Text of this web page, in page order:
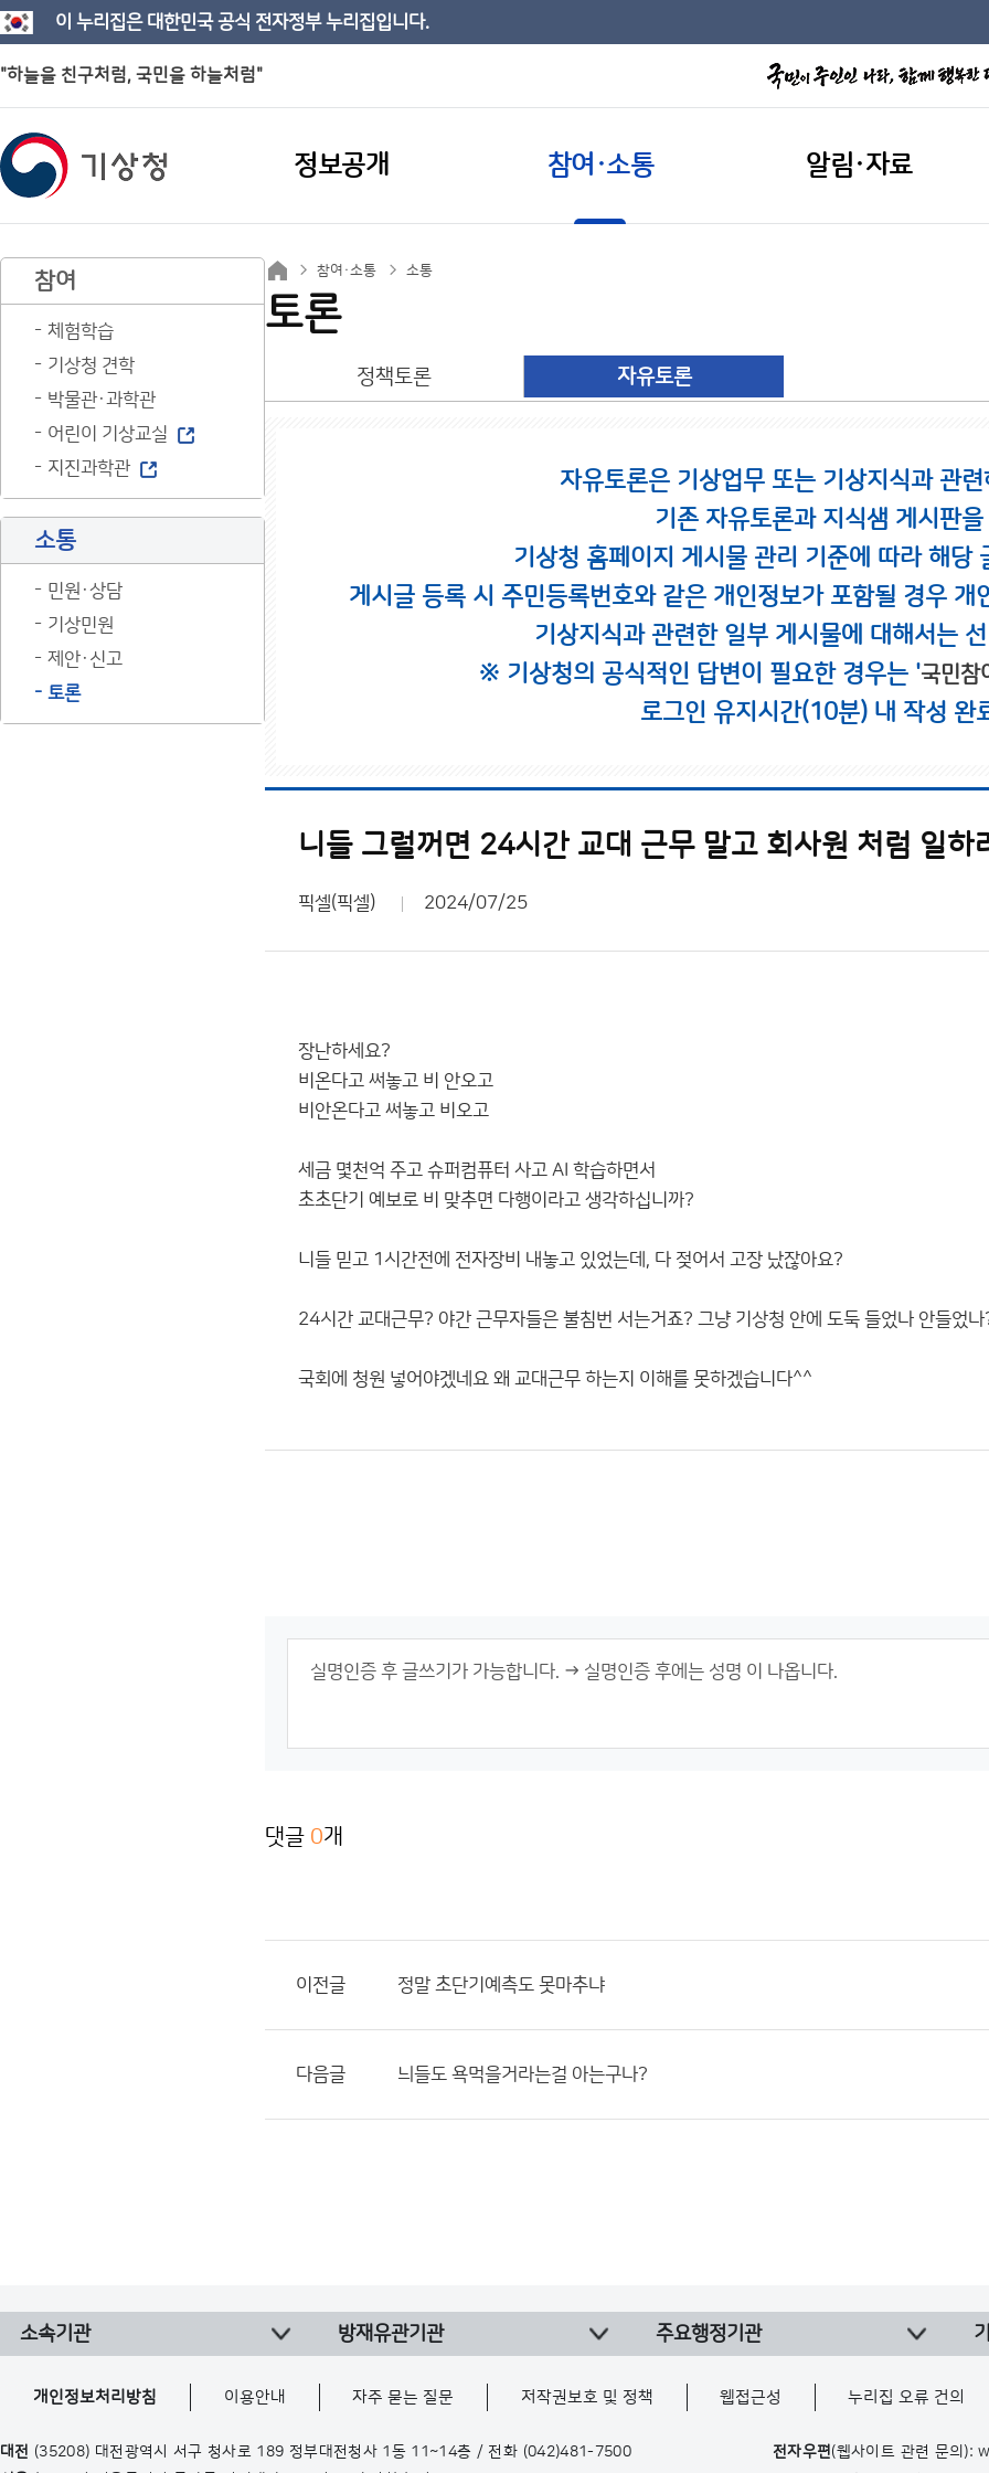
이 누리집은 대한민국 공식 전자정부 누리집입니다.
"하늘을 친구처럼, 국민을 하늘처럼"
정보공개 참여·소통 알림·자료
참여
체험학습
기상청 견학
박물관·과학관
어린이 기상교실
지진과학관
소통
민원·상담
기상민원
제안·신고
토론
참여·소통 소통
토론
정책토론 자유토론
자유토론은 기상업무 또는 기상지식과 관
기존 자유토론과 지식샘 게시판
기상청 홈페이지 게시물 관리 기준에 따라 해당
게시글 등록 시 주민등록번호와 같은 개인정보가 포함될 경우
기상지식과 관련한 일부 게시물에 대해서는
※ 기상청의 공식적인 답변이 필요한 경우는 '국민참
로그인 유지시간(10분) 내 작성 완
니들 그럴꺼면 24시간 교대 근무 말고 회사원 처럼 일하
픽셀(픽셀) 2024/07/25
장난하세요?
비온다고 써놓고 비 안오고
비안온다고 써놓고 비오고
세금 몇천억 주고 슈퍼컴퓨터 사고 AI 학습하면서
초초단기 예보로 비 맞추면 다행이라고 생각하십니까?
니들 믿고 1시간전에 전자장비 내놓고 있었는데, 다 젖어서 고장 났잖아요?
24시간 교대근무? 야간 근무자들은 불침번 서는거죠? 그냥 기상청 안에 도둑 들었나 안들었나
국회에 청원 넣어야겠네요 왜 교대근무 하는지 이해를 못하겠습니다^^
댓글 0개
이전글 정말 초단기예측도 못마추냐
다음글 늬들도 욕먹을거라는걸 아는구나?
소속기관 방재유관기관 주요행정기관
개인정보처리방침 이용안내 자주 묻는 질문 저작권보호 및 정책 웹접근성 누리집 오류 건의
대전 (35208) 대전광역시 서구 청사로 189 정부대전청사 1동 11~14층 / 전화 (042)481-7500
전자우편(웹사이트 관련 문의